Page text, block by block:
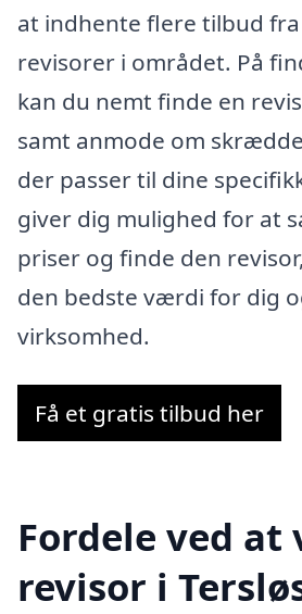
at indhente flere tilbud
revisorer i området. På
kan du nemt finde en
samt anmode om
der passer til dine
giver dig mulighed for at
priser og finde den
den bedste værdi for dig
virksomhed.
Få et gratis tilbud her
Fordele ved
revisor i